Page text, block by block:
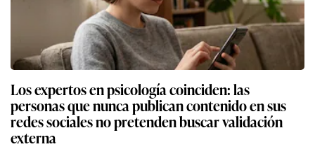
Los expertos en psicología coinciden: las
personas que nunca publican contenido en sus
redes sociales no pretenden buscar validación
externa